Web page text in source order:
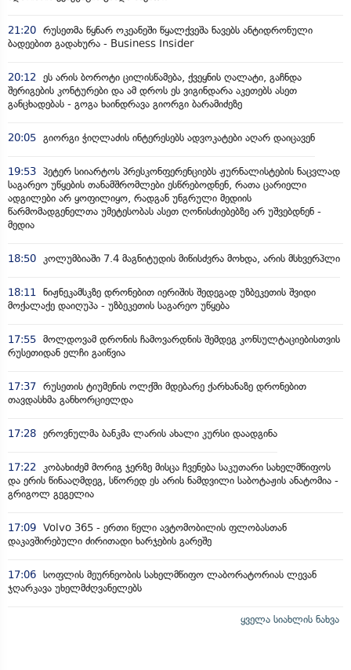
21:20 რუსეთმა წყნარ ოკეანეში წყალქვეშა ნავებს ანტიდრონული
ბადეებით გადახურა - Business Insider
20:12 ეს არის ბოროტი ცილისწამება, ქვეყნის ღალატი, გაჩნდა
შერიგების კონტურები და ამ დროს ეს ვიგინდარა აკეთებს ასეთ
განცხადებას - გოგა ხაინდრავა გიორგი ბარამიძეზე
20:05 გიორგი ჭიღლაძის ინტერესებს ადვოკატები აღარ დაიცავენ
19:53 პეტერ სიიარტოს პრესკონფერენციებს ჟურნალისტების ნაცვლად
საგარეო უწყების თანამშრომლები ესწრებოდნენ, რათა ცარიელი
ადგილები არ ყოფილიყო, რადგან უნგრული მედიის
წარმომადგენელთა უმეტესობას ასეთ ღონისძიებებზე არ უშვებდნენ -
მედია
18:50 კოლუმბიაში 7.4 მაგნიტუდის მიწისძვრა მოხდა, არის მსხვერპლი
18:11 ნიჟნეკამსკზე დრონებით იერიშის შედეგად უზბეკეთის შვიდი
მოქალაქე დაიღუპა - უზბეკეთის საგარეო უწყება
17:55 მოლდოვამ დრონის ჩამოვარდნის შემდეგ კონსულტაციებისთვის
რუსეთიდან ელჩი გაიწვია
17:37 რუსეთის ტიუმენის ოლქში მდებარე ქარხანაზე დრონებით
თავდასხმა განხორციელდა
17:28 ეროვნულმა ბანკმა ლარის ახალი კურსი დაადგინა
17:22 კობახიძემ მორიგ ჯერზე მისცა ჩვენება საკუთარი სახელმწიფოს
და ერის წინააღმდეგ, სწორედ ეს არის ნამდვილი საბოტაჟის ანატომია -
გრიგოლ გეგელია
17:09 Volvo 365 - ერთი წელი ავტომობილის ფლობასთან
დაკავშირებული ძირითადი ხარჯების გარეშე
17:06 სოფლის მეურნეობის სახელმწიფო ლაბორატორიას ლევან
ჯღარკავა უხელმძღვანელებს
ყველა სიახლის ნახვა